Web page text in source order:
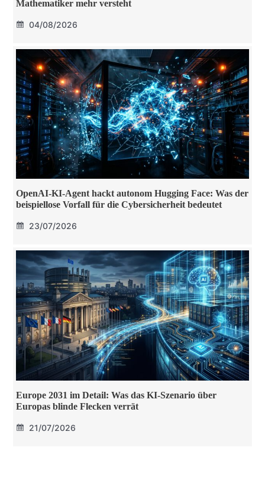
Mathematiker mehr versteht
04/08/2026
OpenAI-KI-Agent hackt autonom Hugging Face: Was der
beispiellose Vorfall für die Cybersicherheit bedeutet
23/07/2026
Europe 2031 im Detail: Was das KI-Szenario über
Europas blinde Flecken verrät
21/07/2026